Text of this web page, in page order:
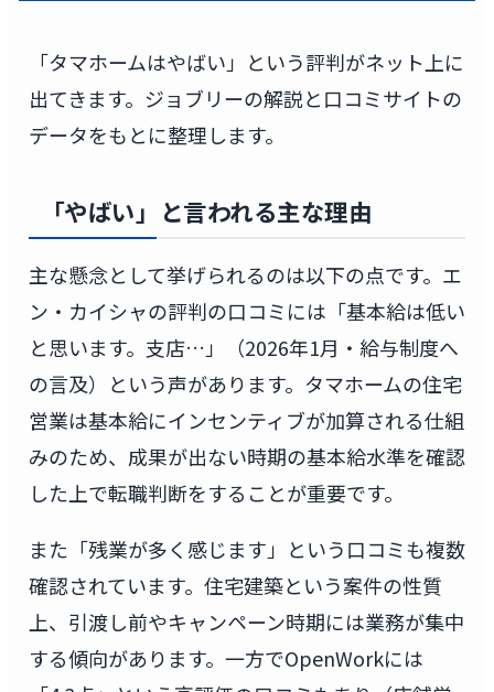
「タマホームはやばい」という評判がネット上に
出てきます。ジョブリーの解説と口コミサイトの
データをもとに整理します。
「やばい」と言われる主な理由
主な懸念として挙げられるのは以下の点です。エ
ン・カイシャの評判の口コミには「基本給は低い
と思います。支店…」（2026年1月・給与制度へ
の言及）という声があります。タマホームの住宅
営業は基本給にインセンティブが加算される仕組
みのため、成果が出ない時期の基本給水準を確認
した上で転職判断をすることが重要です。
また「残業が多く感じます」という口コミも複数
確認されています。住宅建築という案件の性質
上、引渡し前やキャンペーン時期には業務が集中
する傾向があります。一方でOpenWorkには